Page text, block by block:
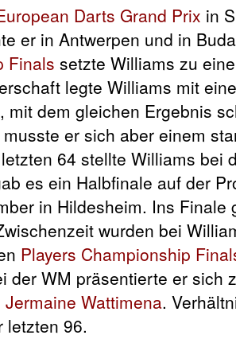
Darts Grand Prix in
er in Antwerpen und in
Finals setzte Williams zu
legte Williams mit
mit dem gleichen Ergebnis
er sich aber einem
64 stellte Williams bei
es ein Halbfinale auf der
in Hildesheim. Ins
wurden bei
Players Championship
der WM präsentierte er sich
Jermaine Wattimena.
letzten 96.